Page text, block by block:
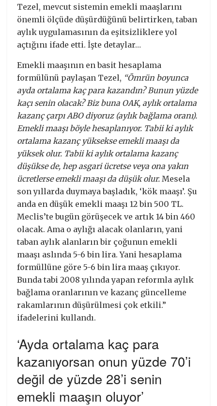
Tezel, mevcut sistemin emekli maaşlarını
önemli ölçüde düşürdüğünü belirtirken, taban
aylık uygulamasının da eşitsizliklere yol
açtığını ifade etti. İşte detaylar…
Emekli maaşının en basit hesaplama
formülünü paylaşan Tezel, “Ömrün boyunca
ayda ortalama kaç para kazandın? Bunun yüzde
kaçı senin olacak? Biz buna OAK, aylık ortalama
kazanç çarpı ABO diyoruz (aylık bağlama oranı).
Emekli maaşı böyle hesaplanıyor. Tabii ki aylık
ortalama kazanç yüksekse emekli maaşı da
yüksek olur. Tabii ki aylık ortalama kazanç
düşükse de, hep asgari ücretse veya ona yakın
ücretlerse emekli maaşı da düşük olur. Mesela
son yıllarda duymaya başladık, ‘kök maaşı’. Şu
anda en düşük emekli maaşı 12 bin 500 TL.
Meclis’te bugün görüşecek ve artık 14 bin 460
olacak. Ama o aylığı alacak olanların, yani
taban aylık alanların bir çoğunun emekli
maaşı aslında 5-6 bin lira. Yani hesaplama
formüllüne göre 5-6 bin lira maaş çıkıyor.
Bunda tabi 2008 yılında yapan reformla aylık
bağlama oranlarının ve kazanç güncelleme
rakamlarının düşürülmesi çok etkili.”
ifadelerini kullandı.
‘Ayda ortalama kaç para
kazanıyorsan onun yüzde 70’i
değil de yüzde 28’i senin
emekli maaşın oluyor’